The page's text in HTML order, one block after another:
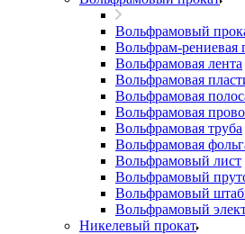
Вольфрамовый
Вольфрам-рениевая
Вольфрамовая лента
Вольфрамовая
Вольфрамовая
Вольфрамовая
Вольфрамовая труба
Вольфрамовая
Вольфрамовый лист
Вольфрамовый
Вольфрамовый
Вольфрамовый
Никелевый прокат